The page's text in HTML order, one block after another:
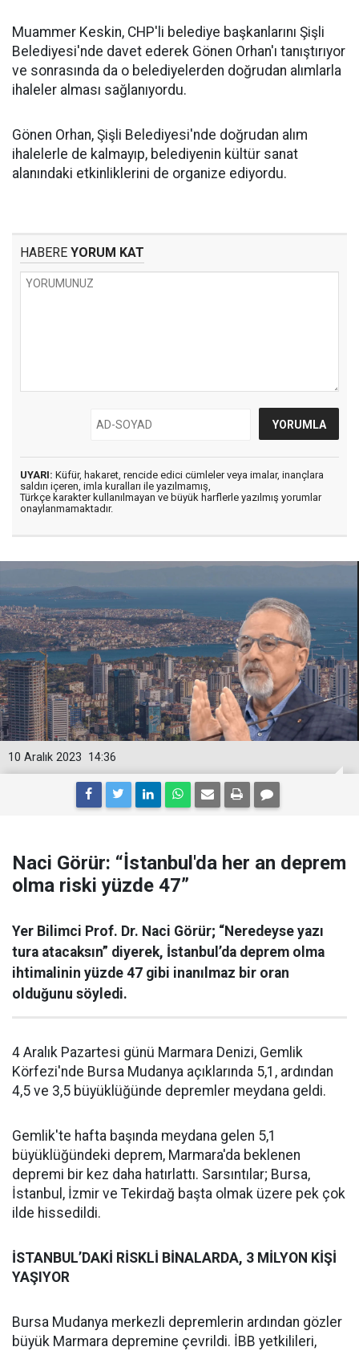
Muammer Keskin, CHP'li belediye başkanlarını Şişli
Belediyesi'nde davet ederek Gönen Orhan'ı tanıştırıyor
ve sonrasında da o belediyelerden doğrudan alımlarla
ihaleler alması sağlanıyordu.
Gönen Orhan, Şişli Belediyesi'nde doğrudan alım
ihalelerle de kalmayıp, belediyenin kültür sanat
alanındaki etkinliklerini de organize ediyordu.
HABERE YORUM KAT
UYARI: Küfür, hakaret, rencide edici cümleler veya imalar, inançlara
saldırı içeren, imla kuralları ile yazılmamış,
Türkçe karakter kullanılmayan ve büyük harflerle yazılmış yorumlar
onaylanmamaktadır.
14:36
10 Aralık 2023
Naci Görür: “İstanbul'da her an deprem
olma riski yüzde 47”
Yer Bilimci Prof. Dr. Naci Görür; “Neredeyse yazı
tura atacaksın” diyerek, İstanbul’da deprem olma
ihtimalinin yüzde 47 gibi inanılmaz bir oran
olduğunu söyledi.
4 Aralık Pazartesi günü Marmara Denizi, Gemlik
Körfezi'nde Bursa Mudanya açıklarında 5,1, ardından
4,5 ve 3,5 büyüklüğünde depremler meydana geldi.
Gemlik'te hafta başında meydana gelen 5,1
büyüklüğündeki deprem, Marmara'da beklenen
depremi bir kez daha hatırlattı. Sarsıntılar; Bursa,
İstanbul, İzmir ve Tekirdağ başta olmak üzere pek çok
ilde hissedildi.
İSTANBUL’DAKİ RİSKLİ BİNALARDA, 3 MİLYON KİŞİ
YAŞIYOR
Bursa Mudanya merkezli depremlerin ardından gözler
büyük Marmara depremine çevrildi. İBB yetkilileri,